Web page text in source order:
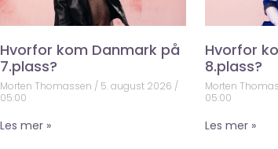
Hvorfor kom Danmark på
7.plass?
Morten Thomassen
5. august 2026
05:00
Les mer »
Hvorfor
8.plass?
Morten
05:00
Les mer »